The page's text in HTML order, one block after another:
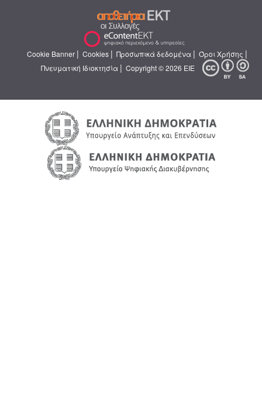
Cookie Banner | Cookies | Προσωπικά δεδομένα | Όροι Χρήσης |
Πνευματική Ιδιοκτησία | Copyright © 2026 ΕΙΕ